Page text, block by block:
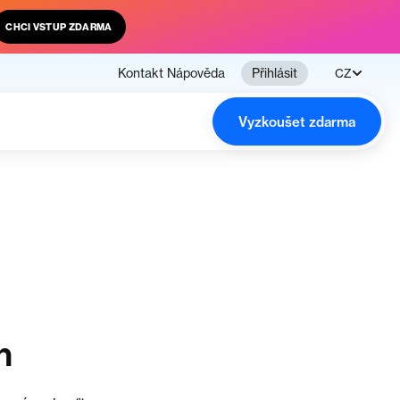
CHCI VSTUP ZDARMA
Kontakt Nápověda Přihlásit CZ
Vyzkoušet zdarma